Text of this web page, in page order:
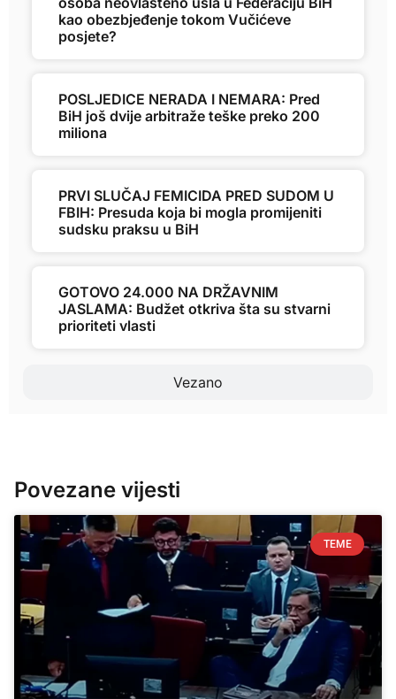
Vezano
kao obezbjeđenje tokom Vučićeve
posjete?
POSLJEDICE NERADA I NEMARA: Pred
BiH još dvije arbitraže teške preko 200
miliona
PRVI SLUČAJ FEMICIDA PRED SUDOM U
FBIH: Presuda koja bi mogla promijeniti
sudsku praksu u BiH
GOTOVO 24.000 NA DRŽAVNIM
JASLAMA: Budžet otkriva šta su stvarni
prioriteti vlasti
Povezane vijesti
TEME